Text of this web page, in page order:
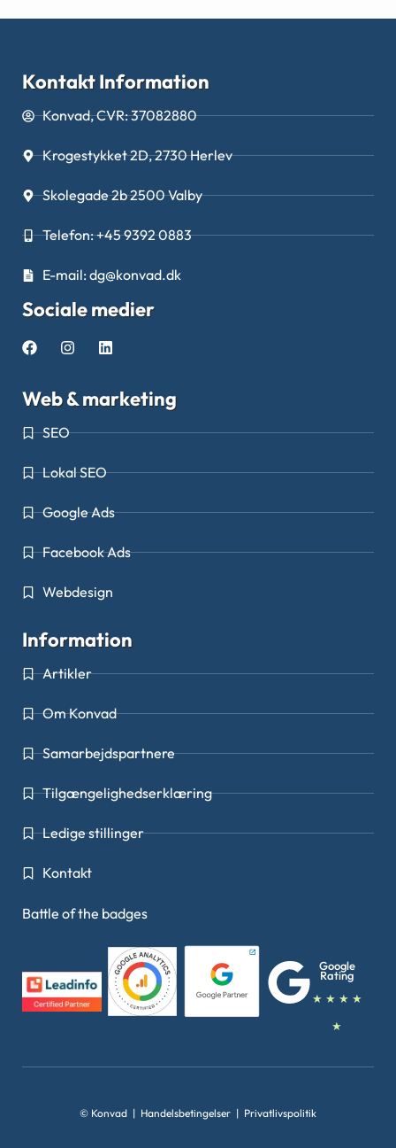
Kontakt Information
Konvad, CVR: 37082880
Krogestykket 2D, 2730 Herlev
Skolegade 2b 2500 Valby
Telefon: +45 9392 0883
E-mail: dg@konvad.dk
Sociale medier
Web & marketing
SEO
Lokal SEO
Google Ads
Facebook Ads
Webdesign
Information
Artikler
Om Konvad
Samarbejdspartnere
Tilgængelighedserklæring
Ledige stillinger
Kontakt
Battle of the badges
Google
Rating
★ ★ ★ ★
★
© Konvad | Handelsbetingelser | Privatlivspolitik